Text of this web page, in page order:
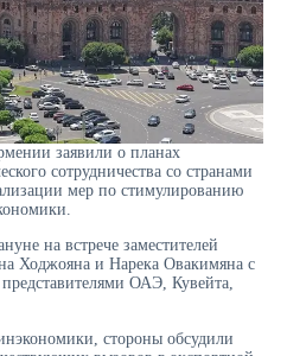
заявили о планах
сотрудничества со странами
мер по стимулированию
на встрече заместителей
Ходжояна и Нарека Овакимяна с
ОАЭ, Кувейта,
стороны обсудили